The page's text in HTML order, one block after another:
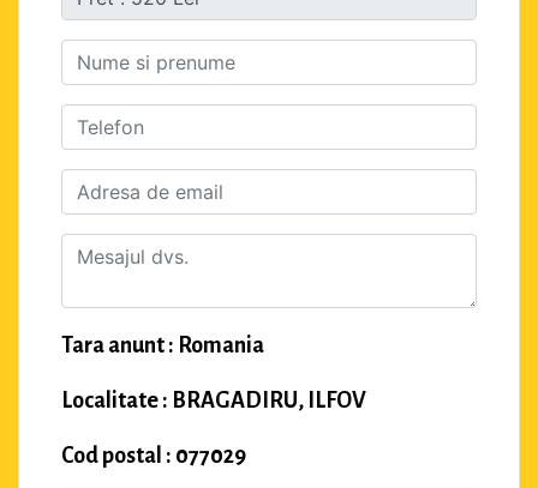
Tara anunt : Romania
Localitate : BRAGADIRU, ILFOV
Cod postal : 077029